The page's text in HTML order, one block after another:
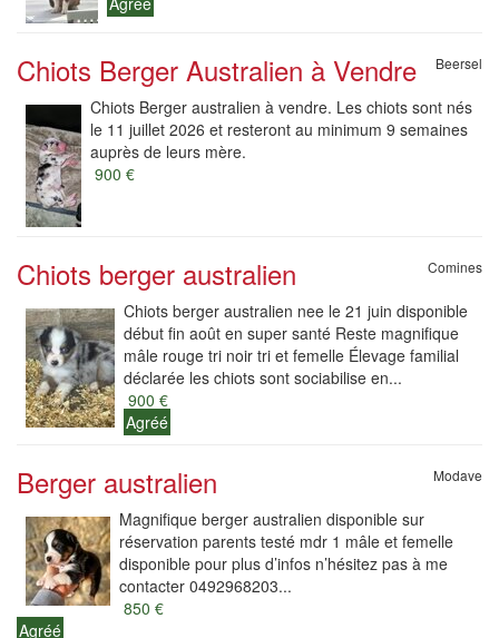
Chiots Berger Australien à Vendre Beersel
Chiots Berger australien à vendre. Les chiots sont nés
le 11 juillet 2026 et resteront au minimum 9 semaines
auprès de leurs mère.
900 €
Chiots berger australien Comines
Chiots berger australien nee le 21 juin disponible
début fin août en super santé Reste magnifique
mâle rouge tri noir tri et femelle Élevage familial
déclarée les chiots sont sociabilise en...
900 €
Agréé
Berger australien Modave
Magnifique berger australien disponible sur
réservation parents testé mdr 1 mâle et femelle
disponible pour plus d’infos n’hésitez pas à me
contacter 0492968203...
850 €
Agréé